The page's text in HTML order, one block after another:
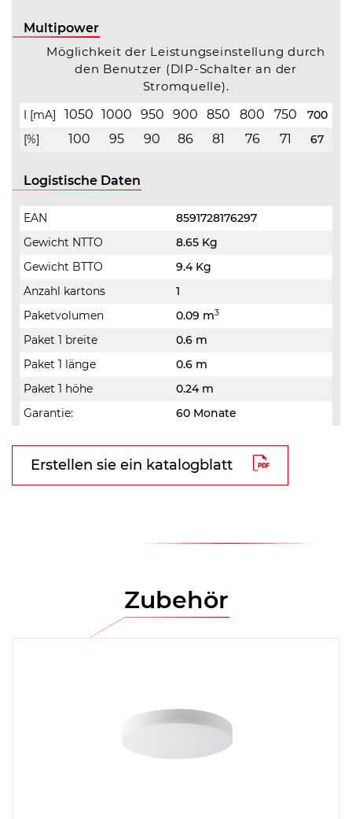
Multipower
Möglichkeit der Leistungseinstellung durch
den Benutzer (DIP-Schalter an der
Stromquelle).
I [mA] 1050 1000 950 900 850 800 750
700
[%]
100 95 90 86 81 76 71 67
Logistische Daten
EAN
8591728176297
Gewicht NTTO
8.65 Kg
Gewicht BTTO
9.4 Kg
Anzahl kartons
1
Paketvolumen
0.09 m3
Paket 1 breite
0.6 m
Paket 1 länge
0.6 m
Paket 1 höhe
0.24 m
Garantie:
60 Monate
Erstellen sie ein katalogblatt
Zubehör